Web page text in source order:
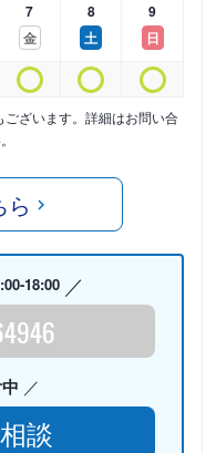
7
金
8
土
9
日
ざいます。詳細はお問い合
ら
18:00
談